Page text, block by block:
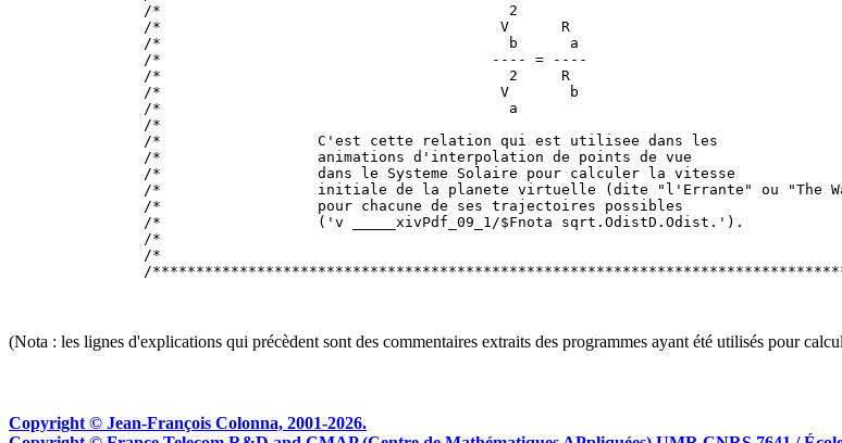
(Nota : les lignes d'explications qui précèdent sont des commentaires extraits des programmes ayant été utilisés pour
Copyright © Jean-François Colonna, 2001-2026.